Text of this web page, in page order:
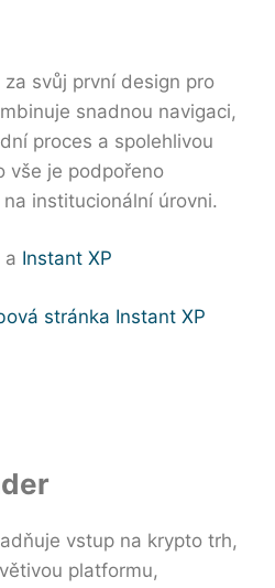
za svůj první design pro
snadnou navigaci,
proces a spolehlivou
vše je podpořeno
institucionální úrovni.
a Instant XP
stránka Instant XP
vstup na krypto trh,
platformu,